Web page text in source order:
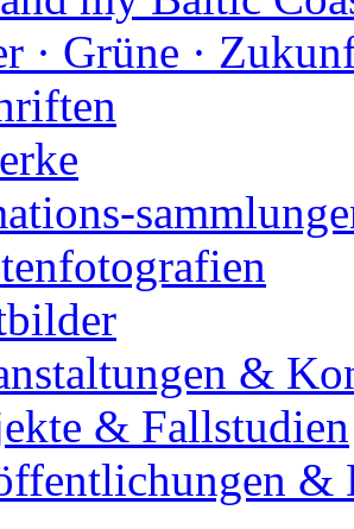
· Grüne ·
&
& Fallstudien
&